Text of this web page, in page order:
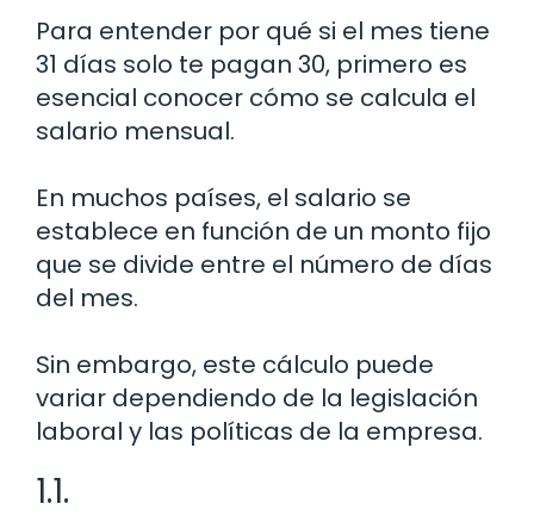
Para entender por qué si el mes tiene
31 días solo te pagan 30, primero es
esencial conocer cómo se calcula el
salario mensual.
En muchos países, el salario se
establece en función de un monto fijo
que se divide entre el número de días
del mes.
Sin embargo, este cálculo puede
variar dependiendo de la legislación
laboral y las políticas de la empresa.
1.1.